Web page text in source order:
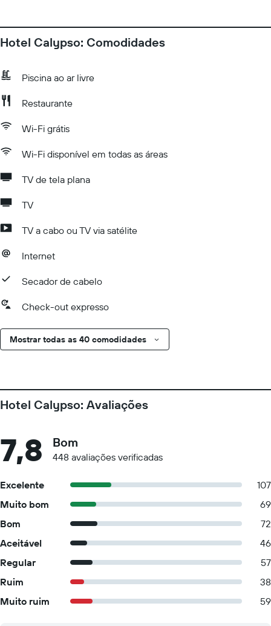
Hotel Calypso: Comodidades
Piscina ao ar livre
Restaurante
Wi-Fi grátis
Wi-Fi disponível em todas as áreas
TV de tela plana
TV
TV a cabo ou TV via satélite
Internet
Secador de cabelo
Check-out expresso
Mostrar todas as 40 comodidades
Hotel Calypso: Avaliações
7,8 Bom
448 avaliações verificadas
Excelente
107
Muito bom
69
Bom
72
Aceitável
46
Regular
57
Ruim
38
Muito ruim
59